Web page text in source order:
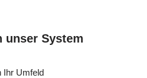
unser System
Ihr Umfeld